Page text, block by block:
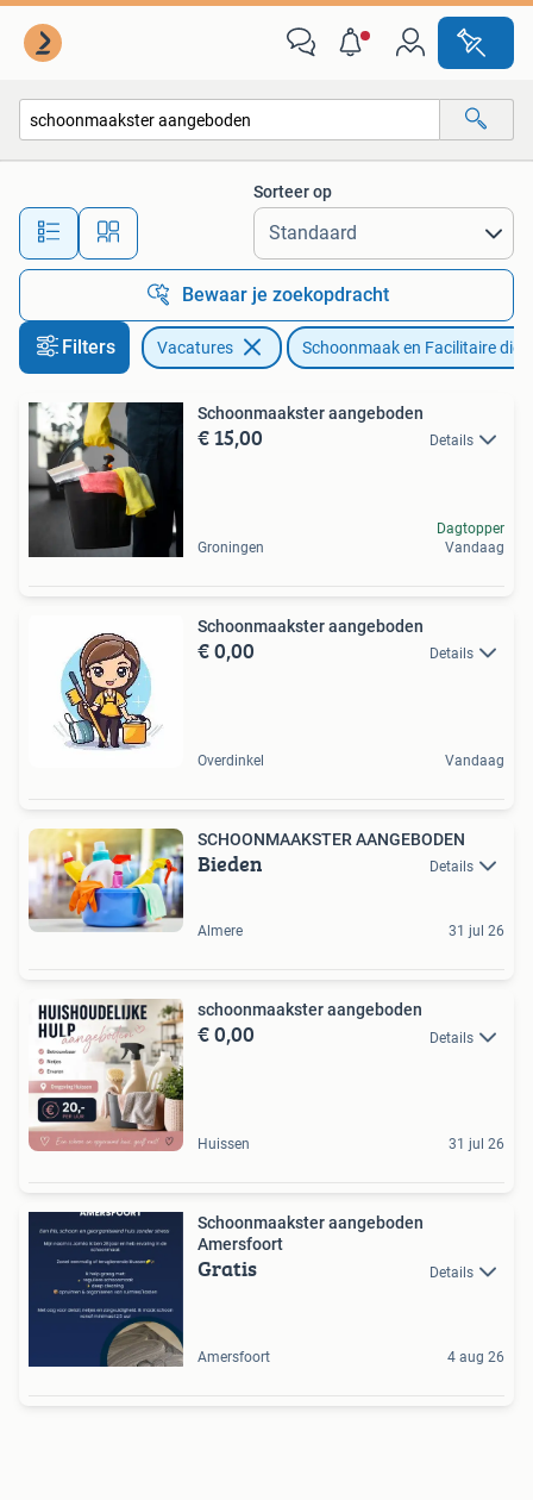
Alle afstanden…
Sorteer op
Bewaar je zoekopdracht
Filters Vacatures Schoonmaak en Facilitaire
Schoonmaakster aangeboden
€ 15,00 Details
Groningen
Dagtopper
Vandaag
Schoonmaakster aangeboden
€ 0,00 Details
Overdinkel Vandaag
SCHOONMAAKSTER AANGEBODEN
Bieden Details
Almere 31 jul 26
schoonmaakster aangeboden
€ 0,00 Details
Huissen 31 jul 26
Schoonmaakster aangeboden
Amersfoort
Gratis Details
Amersfoort 4 aug 26